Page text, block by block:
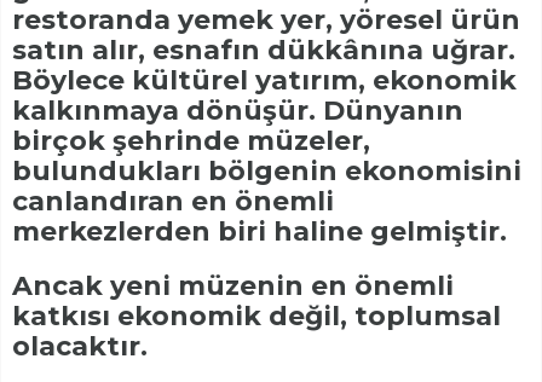
restoranda yemek yer, yöresel ürün
satın alır, esnafın dükkânına uğrar.
Böylece kültürel yatırım, ekonomik
kalkınmaya dönüşür. Dünyanın
birçok şehrinde müzeler,
bulundukları bölgenin ekonomisini
canlandıran en önemli
merkezlerden biri haline gelmiştir.
Ancak yeni müzenin en önemli
katkısı ekonomik değil, toplumsal
olacaktır.